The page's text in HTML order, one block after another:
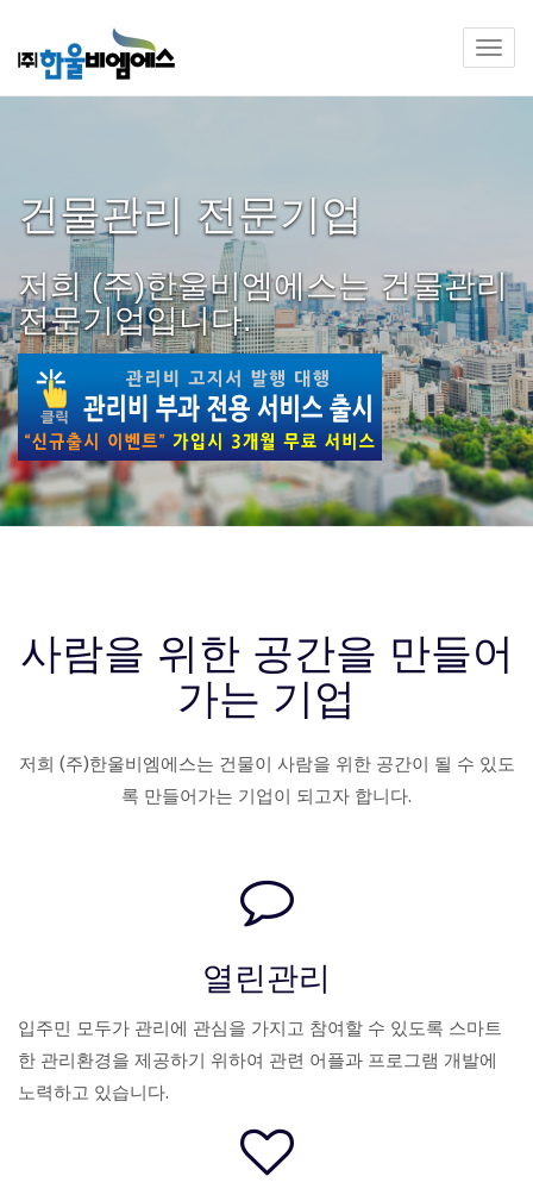
건물관리 전문기업
저희 (주)한울비엠에스는 건물관리
전문기업입니다.
사람을 위한 공간을 만들어
가는 기업
저희 (주)한울비엠에스는 건물이 사람을 위한 공간이 될 수 있도
록 만들어가는 기업이 되고자 합니다.
열린관리
입주민 모두가 관리에 관심을 가지고 참여할 수 있도록 스마트
한 관리환경을 제공하기 위하여 관련 어플과 프로그램 개발에
노력하고 있습니다.